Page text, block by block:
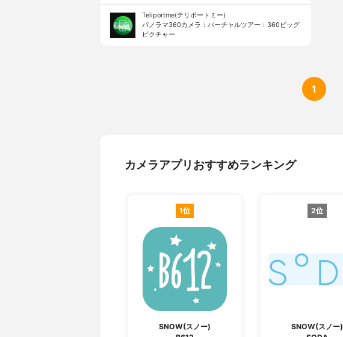
Teliportme(テリポートミー)
パノラマ360カメラ：バーチャルツアー：360ビッグ
ピクチャー
1
カメラアプリおすすめランキング
1位
SNOW(スノー)
2位
SNOW(スノー)